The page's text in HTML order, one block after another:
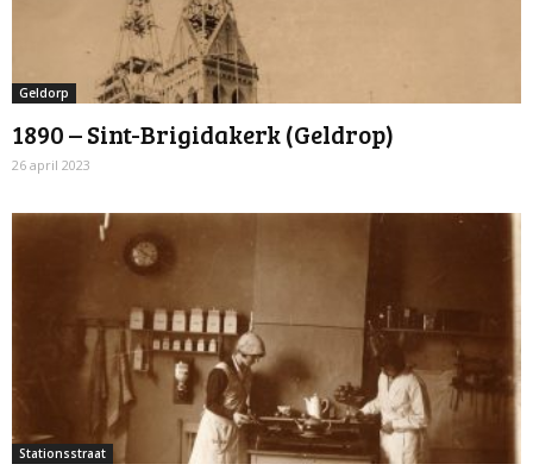
Geldorp
1890 – Sint-Brigidakerk (Geldrop)
26 april 2023
Stationsstraat